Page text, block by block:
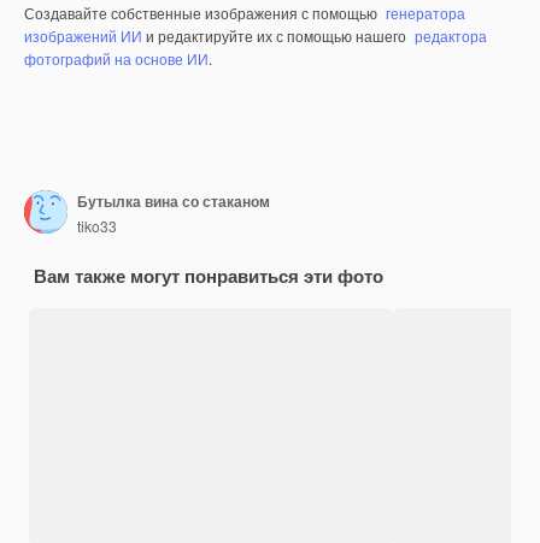
Создавайте собственные изображения с помощью генератора
изображений ИИ и редактируйте их с помощью нашего редактора
фотографий на основе ИИ.
Бутылка вина со стаканом
tiko33
Вам также могут понравиться эти фото